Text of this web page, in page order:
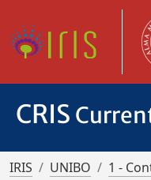
CRIS
IRIS UNIBO 1 -